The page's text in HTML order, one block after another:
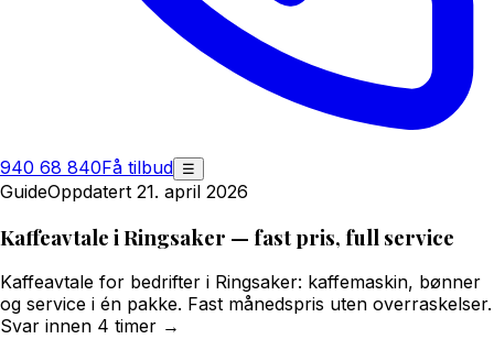
940 68 840Få tilbud ☰
GuideOppdatert 21. april 2026
Kaffeavtale i Ringsaker — fast pris, full service
Kaffeavtale for bedrifter i Ringsaker: kaffemaskin, bønner
og service i én pakke. Fast månedspris uten overraskelser.
Svar innen 4 timer →